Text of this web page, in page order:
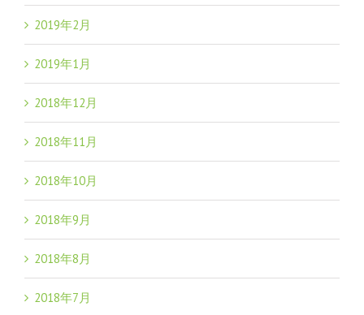
2019年2月
2019年1月
2018年12月
2018年11月
2018年10月
2018年9月
2018年8月
2018年7月